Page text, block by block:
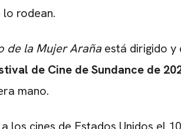
rodean.
de la Mujer Arañaestá dirigido y
de Cine de Sundance de
mano.
los cines de Estados Unidos el